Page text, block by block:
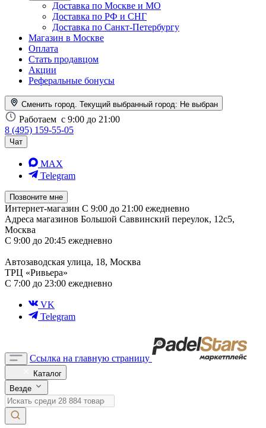
Доставка по Москве и МО
Доставка по РФ и СНГ
Доставка по Санкт-Петербургу
Магазин в Москве
Оплата
Стать продавцом
Акции
Реферальные бонусы
Сменить город. Текущий выбранный город: Не выбран
Работаем с 9:00 до 21:00
8 (495) 159-55-05
Чат
MAX
Telegram
Позвоните мне
Интернет-магазин С 9:00 до 21:00 ежедневно
Адреса магазинов Большой Саввинский переулок, 12с5,
Москва
С 9:00 до 20:45 ежедневно
Автозаводская улица, 18, Москва
ТРЦ «Ривьера»
С 7:00 до 23:00 ежедневно
VK
Telegram
Ссылка на главную страницу
Каталог
Везде